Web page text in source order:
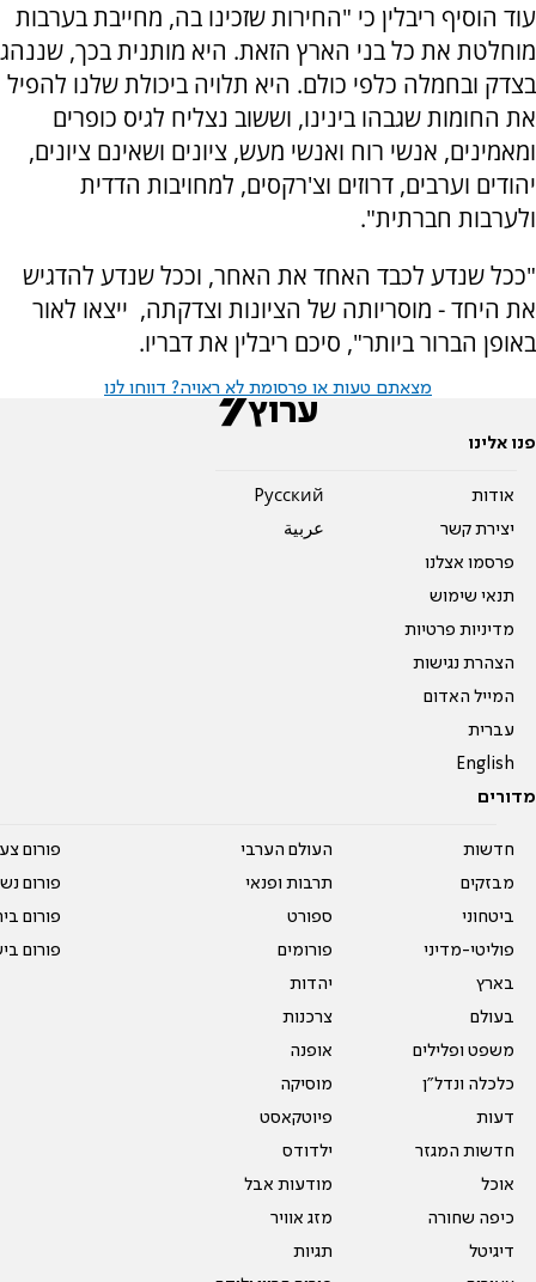
עוד הוסיף ריבלין כי "החירות שזכינו בה, מחייבת בערבות
מוחלטת את כל בני הארץ הזאת. היא מותנית בכך, שננהג
בצדק ובחמלה כלפי כולם. היא תלויה ביכולת שלנו להפיל
את החומות שגבהו בינינו, וששוב נצליח לגיס כופרים
ומאמינים, אנשי רוח ואנשי מעש, ציונים ושאינם ציונים,
יהודים וערבים, דרוזים וצ'רקסים, למחויבות הדדית
ולערבות חברתית".
"ככל שנדע לכבד האחד את האחר, וככל שנדע להדגיש
את היחד - מוסריותה של הציונות וצדקתה, ייצאו לאור
באופן הברור ביותר", סיכם ריבלין את דבריו.
מצאתם טעות או פרסומת לא ראויה? דווחו לנו
פנו אלינו
אודות
יצירת קשר
פרסמו אצלנו
תנאי שימוש
מדיניות פרטיות
הצהרת נגישות
המייל האדום
עברית
English
Pусский
عربية
מדורים
חדשות
מבזקים
ביטחוני
פוליטי-מדיני
בארץ
בעולם
משפט ופלילים
כלכלה ונדל"ן
דעות
חדשות המגזר
אוכל
כיפה שחורה
דיגיטל
העולם הערבי
תרבות ופנאי
ספורט
פורומים
יהדות
צרכנות
אופנה
מוסיקה
פיוטקאסט
ילדודס
מודעות אבל
מזג אוויר
תגיות
פורום
פורום
פורום
פורום